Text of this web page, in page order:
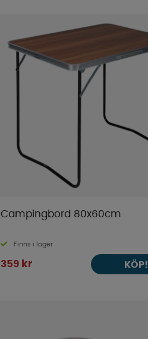
Campingbord 80x60cm
Finns i lager
359 kr KÖP!